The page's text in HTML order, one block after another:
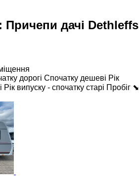
Причепи дачі Dethleffs
дорогі Спочатку дешеві Рік
Рік випуску - спочатку старі Пробіг ⬊